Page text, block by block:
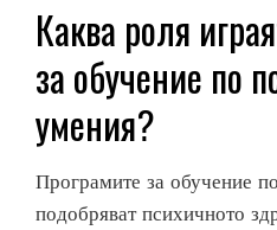
Каква роля
за обучение по
умения?
Програмите за обучение
подобряват психичното